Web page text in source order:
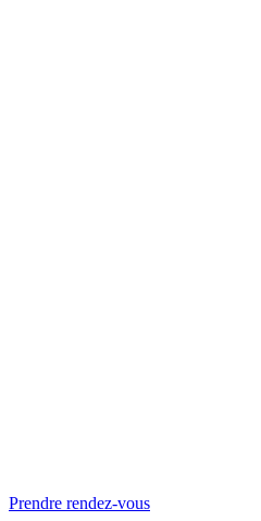
Prendre rendez-vous